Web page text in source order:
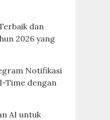
dan
2026 yang
Notifikasi
Time dengan
AI untuk